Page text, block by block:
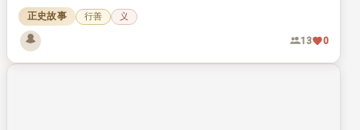
惠及后世子孙，这一观念流传千年，至今仍有启发意义。
正史故事 行善 义
13 0